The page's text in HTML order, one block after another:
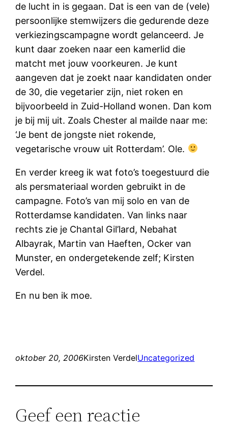
de lucht in is gegaan. Dat is een van de (vele)
persoonlijke stemwijzers die gedurende deze
verkiezingscampagne wordt gelanceerd. Je
kunt daar zoeken naar een kamerlid die
matcht met jouw voorkeuren. Je kunt
aangeven dat je zoekt naar kandidaten onder
de 30, die vegetarier zijn, niet roken en
bijvoorbeeld in Zuid-Holland wonen. Dan kom
je bij mij uit. Zoals Chester al mailde naar me:
‘Je bent de jongste niet rokende,
vegetarische vrouw uit Rotterdam’. Ole.
En verder kreeg ik wat foto’s toegestuurd die
als persmateriaal worden gebruikt in de
campagne. Foto’s van mij solo en van de
Rotterdamse kandidaten. Van links naar
rechts zie je Chantal Gil’lard, Nebahat
Albayrak, Martin van Haeften, Ocker van
Munster, en ondergetekende zelf; Kirsten
Verdel.
En nu ben ik moe.
oktober 20, 2006Kirsten VerdelUncategorized
Geef een reactie